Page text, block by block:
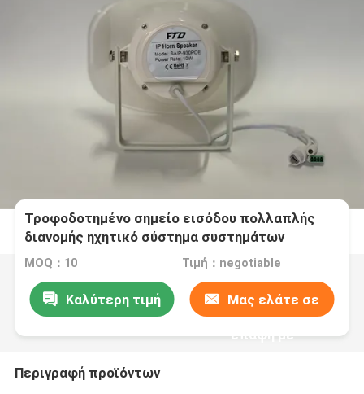
Τροφοδοτημένο σημείο εισόδου πολλαπλής
διανομής ηχητικό σύστημα συστημάτων
δικτύων PAVA ομιλητών TCP/IP κέρατων IP
MOQ：10 Τιμή：negotiable
Καλύτερη τιμή Μας ελάτε σε
επαφή με
Περιγραφή προϊόντων